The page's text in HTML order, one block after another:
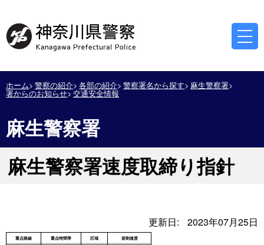
ホーム 警察の紹介 各部の紹介 警察署名から探す 麻生警察署
署からのお知らせ 交通安全情報
麻生警察署
麻生警察署速度取締り指針
更新日: 2023年07月25日